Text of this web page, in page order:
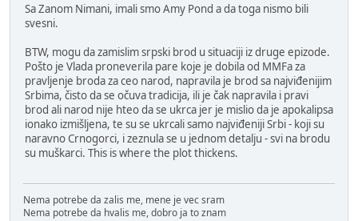
Sa Zanom Nimani, imali smo Amy Pond a da toga nismo bili
svesni.
BTW, mogu da zamislim srpski brod u situaciji iz druge epizode.
Pošto je Vlada proneverila pare koje je dobila od MMFa za
pravljenje broda za ceo narod, napravila je brod sa najviđenijim
Srbima, čisto da se očuva tradicija, ili je čak napravila i pravi
brod ali narod nije hteo da se ukrca jer je mislio da je apokalipsa
ionako izmišljena, te su se ukrcali samo najviđeniji Srbi - koji su
naravno Crnogorci, i zeznula se u jednom detalju - svi na brodu
su muškarci. This is where the plot thickens.
Nema potrebe da zalis me, mene je vec sram
Nema potrebe da hvalis me, dobro ja to znam